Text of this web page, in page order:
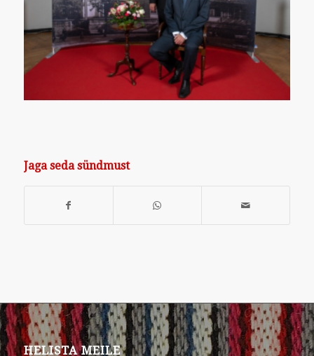
Jaga seda sündmust
HELISTA MEILE